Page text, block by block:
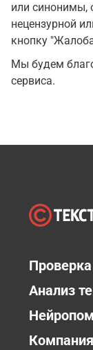
или синонимы,
нецензурной
кнопку
Мы будем
сервиса.
Анализ
Компания